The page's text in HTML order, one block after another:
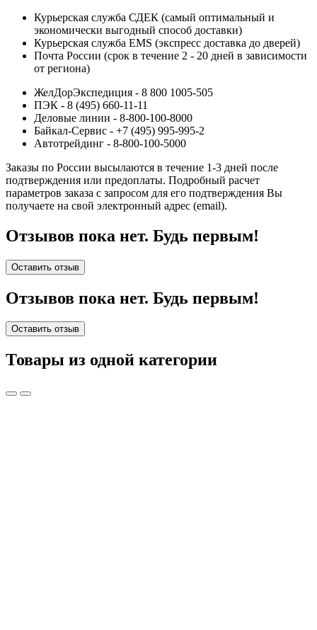
Курьерская служба СДЕК (самый оптимальный и
экономически выгодный способ доставки)
Курьерская служба EMS (экспресс доставка до дверей)
Почта России (срок в течение 2 - 20 дней в зависимости
от региона)
ЖелДорЭкспедиция - 8 800 1005-505
ПЭК - 8 (495) 660-11-11
Деловые линии - 8-800-100-8000
Байкал-Сервис - +7 (495) 995-995-2
Автотрейдинг - 8-800-100-5000
Заказы по России высылаются в течение 1-3 дней после
подтверждения или предоплаты. Подробный расчет
параметров заказа с запросом для его подтверждения Вы
получаете на свой электронный адрес (email).
Отзывов пока нет. Будь первым!
Оставить отзыв
Отзывов пока нет. Будь первым!
Оставить отзыв
Товары из одной категории